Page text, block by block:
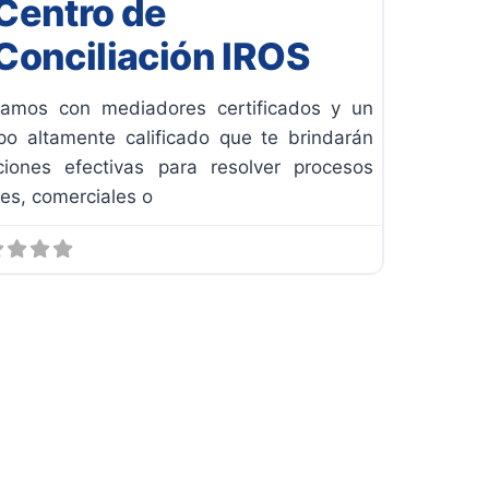
de
IROS
con mediadores certificados y un
altamente calificado que te brindarán
efectivas para resolver procesos
comerciales o